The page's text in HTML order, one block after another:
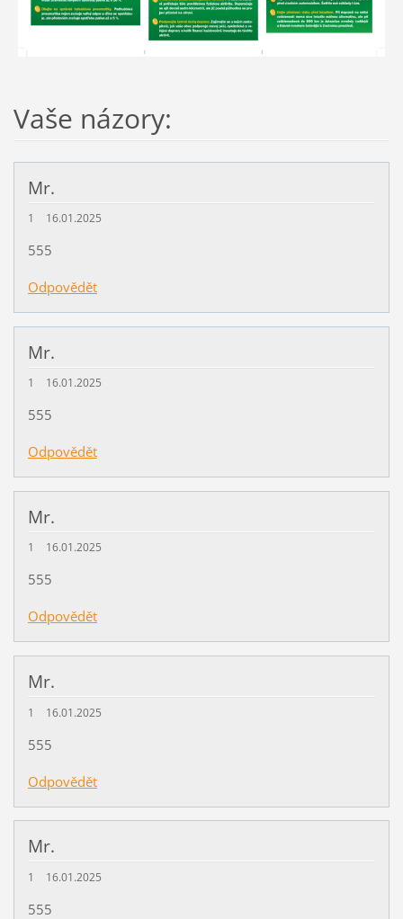
Vaše názory:
Mr.
1 16.01.2025
555
Odpovědět
Mr.
1 16.01.2025
555
Odpovědět
Mr.
1 16.01.2025
555
Odpovědět
Mr.
1 16.01.2025
555
Odpovědět
Mr.
1 16.01.2025
555